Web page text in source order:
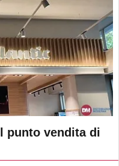
punto vendita di